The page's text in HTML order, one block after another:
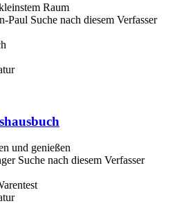
Raum
Paul Suche nach diesem Verfasser
und genießen
Suche nach diesem Verfasser